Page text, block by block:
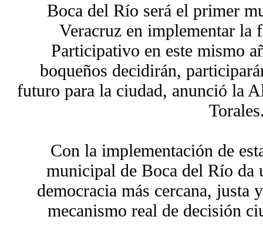
Boca del Río será el primer
Veracruz en implementar la
Participativo en este mismo
boqueños decidirán,
futuro para la ciudad, anunció la
Con la implementación de
municipal de Boca del Río da
democracia más cercana,
mecanismo real de decisión